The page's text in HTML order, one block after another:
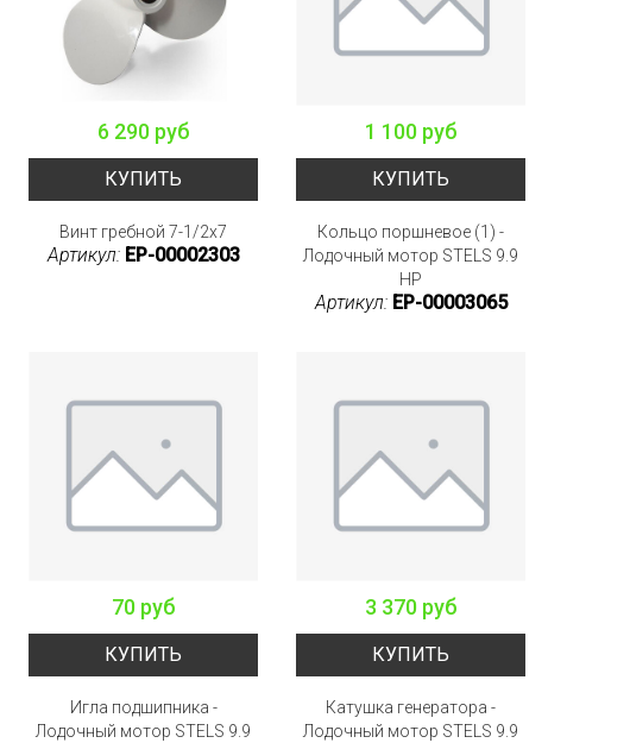
6 290 руб
КУПИТЬ
Винт гребной 7-1/2x7
Артикул: EP-00002303
1 100 руб
КУПИТЬ
Кольцо поршневое (1) -
Лодочный мотор STELS 9.9
HP
Артикул: EP-00003065
70 руб
КУПИТЬ
Игла подшипника -
Лодочный мотор STELS 9.9
3 370 руб
КУПИТЬ
Катушка генератора -
Лодочный мотор STELS 9.9